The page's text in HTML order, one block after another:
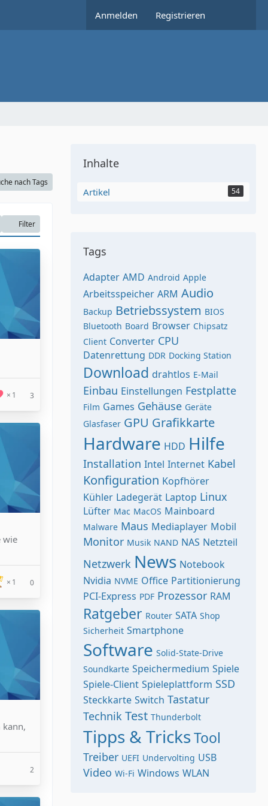
Anmelden Registrieren
nach Tags
Filter
1 3
wie
1 0
2
Inhalte
Artikel 54
Tags
Adapter AMD Android Apple
Arbeitsspeicher ARM Audio
Backup Betriebssystem BIOS
Bluetooth Board Browser Chipsatz
Client Converter CPU
Datenrettung DDR Docking Station
Download drahtlos E-Mail
Einbau Einstellungen Festplatte
Film Games Gehäuse Geräte
Glasfaser GPU Grafikkarte
Hardware HDD Hilfe
Installation Intel Internet Kabel
Konfiguration Kopfhörer
Kühler Ladegerät Laptop Linux
Lüfter Mac MacOS Mainboard
Malware Maus Mediaplayer Mobil
Monitor Musik NAND NAS Netzteil
Netzwerk News Notebook
Nvidia NVME Office Partitionierung
PCI-Express PDF Prozessor RAM
Ratgeber Router SATA Shop
Sicherheit Smartphone
Software Solid-State-Drive
Soundkarte Speichermedium Spiele
Spiele-Client Spieleplattform SSD
Steckkarte Switch Tastatur
Technik Test Thunderbolt
Tipps & TricksTool
Treiber UEFI Undervolting USB
Video Wi-Fi Windows WLAN